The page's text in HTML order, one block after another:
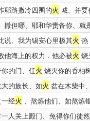
耶路撒冷四围的火 城、并要
撒但哪、耶和华责备你、
说、我为锡安心里极其火 热
他海上的权力．他必被火 烧
的门、任火 烧灭你的香柏树
的族长、如火 盆在木柴中
经火 、熬炼他们、如熬炼
人关上殿门、免得你们徒